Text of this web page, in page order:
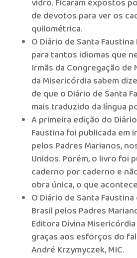
vidro. Ficaram expostos
de devotos para ver os
quilométrica.
O Diário de Santa
para tantos idiomas que
Irmãs da Congregação de
da Misericórdia sabem
de que o Diário de Santa
mais traduzido da língua
A primeira edição do
Faustina foi publicada em
pelos Padres Marianos,
Unidos. Porém, o livro foi
caderno por caderno e
obra única, o que
O Diário de Santa
Brasil pelos Padres
Editora Divina
graças aos esforços do
André Krzymyczek, MIC.